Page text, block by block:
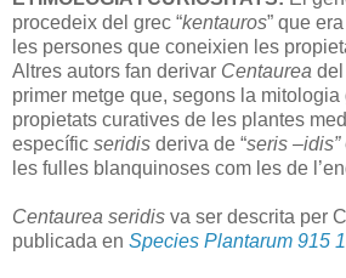
procedeix del grec “kentauros” que
les persones que coneixien les
Altres autors fan derivar Centaurea
primer metge que, segons la
propietats curatives de les plantes
específic seridis deriva de “seris –idis”
les fulles blanquinoses com les de
Centaurea seridis va ser descrita per
publicada en Species Plantarum 915